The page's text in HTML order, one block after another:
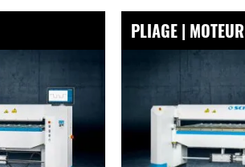
PLIAGE | MOTEUR